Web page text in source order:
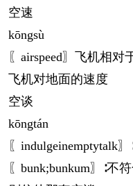
空速
kōngsù
〖airspeed〗飞机相
飞机对地面的速度
空谈
kōngtán
〖indulgeinemptytalk
〖bunk;bunkum〗∶不